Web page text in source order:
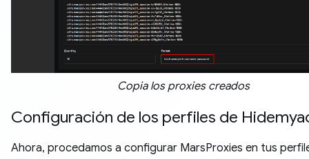
Copia los proxies creados
Configuración de los perfiles de
Ahora, procedamos a configurar MarsProxies en tus